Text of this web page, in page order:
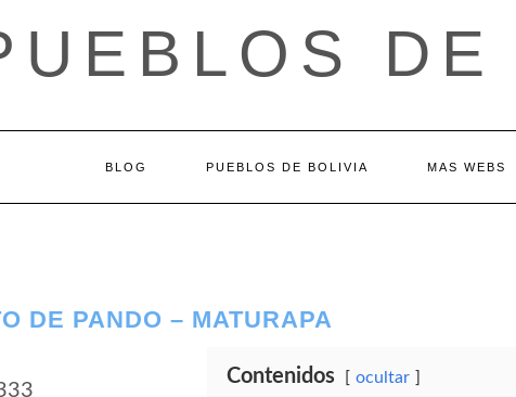
BLOG PUEBLOS DE BOLIVIA MAS WEBS
DE PANDO – MATURAPA
Contenidos ocultar